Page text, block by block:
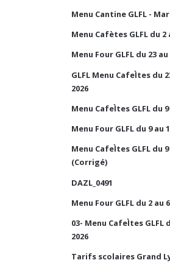
Menu Cantine GLFL -
Menu Cafètes GLFL du 2
Menu Four GLFL du 23
GLFL Menu CafeÌtes du
2026
Menu CafeÌtes GLFL du
Menu Four GLFL du 9 au
Menu CafeÌtes GLFL du
(Corrigé)
DAZL_0491
Menu Four GLFL du 2 au
03- Menu CafeÌtes GLFL
2026
Tarifs scolaires Grand